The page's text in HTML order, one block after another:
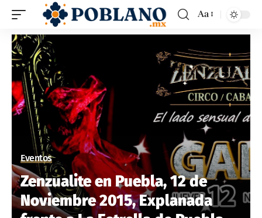
Aa
Eventos
Zenzualite en Puebla, 12 de
Noviembre 2015, Explanada